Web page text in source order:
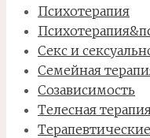
Психотерапия
Секс и
Семейная
Созависимость
Телесная